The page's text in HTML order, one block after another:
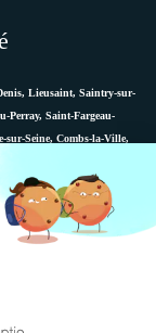
Lieusaint, Saintry-sur-
Perray, Saint-Fargeau-
sur-Seine, Combs-la-Ville,
Versailles